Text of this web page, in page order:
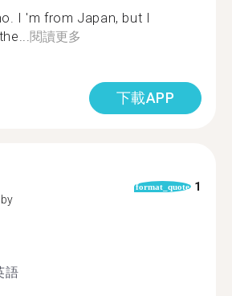
I 'm from Japan, but I
閱讀更多
下載APP
format_quote 1
語